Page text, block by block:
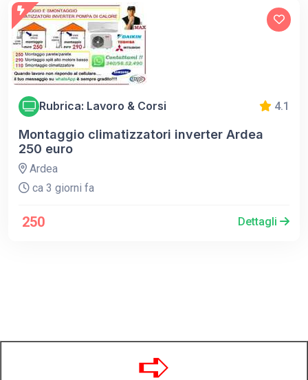
Rubrica: Lavoro & Corsi 4.1
Montaggio climatizzatori inverter Ardea
250 euro
Ardea
ca 3 giorni fa
250 Dettagli